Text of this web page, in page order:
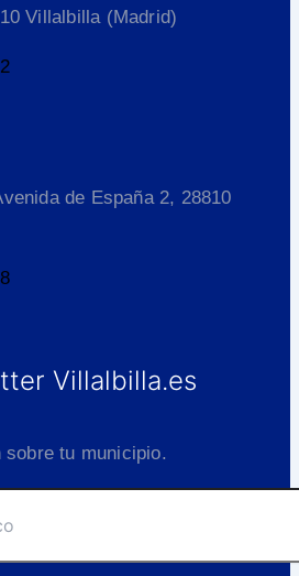
Villalbilla (Madrid)
de España 2, 28810
Villalbilla.es
sobre tu municipio.